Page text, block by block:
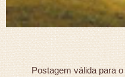
Postagem válida para o